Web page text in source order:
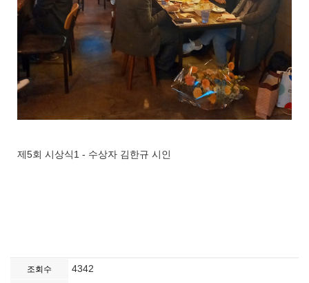
제5회 시상식1 - 수상자 김한규 시인
조회수 4342